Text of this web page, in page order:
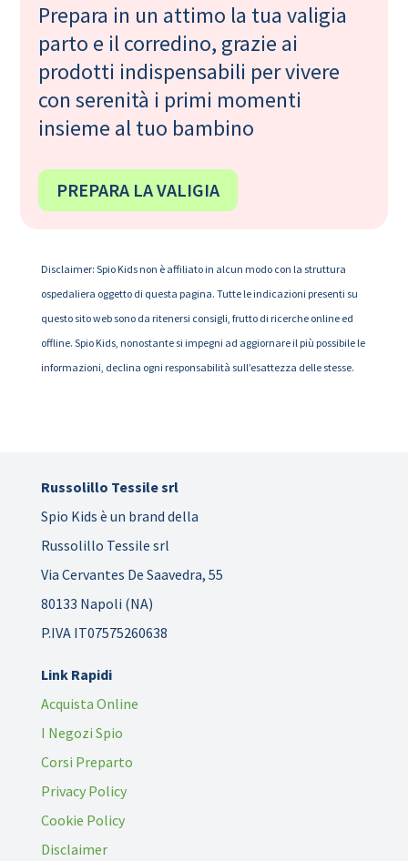
Prepara in un attimo la tua valigia
parto e il corredino, grazie ai
prodotti indispensabili per vivere
con serenità i primi momenti
insieme al tuo bambino
PREPARA LA VALIGIA
Disclaimer: Spio Kids non è affiliato in alcun modo con la struttura
ospedaliera oggetto di questa pagina. Tutte le indicazioni presenti su
questo sito web sono da ritenersi consigli, frutto di ricerche online ed
offline. Spio Kids, nonostante si impegni ad aggiornare il più possibile le
informazioni, declina ogni responsabilità sull’esattezza delle stesse.
Russolillo Tessile srl
Spio Kids è un brand della
Russolillo Tessile srl
Via Cervantes De Saavedra, 55
80133 Napoli (NA)
P.IVA IT07575260638
Link Rapidi
Acquista Online
I Negozi Spio
Corsi Preparto
Privacy Policy
Cookie Policy
Disclaimer